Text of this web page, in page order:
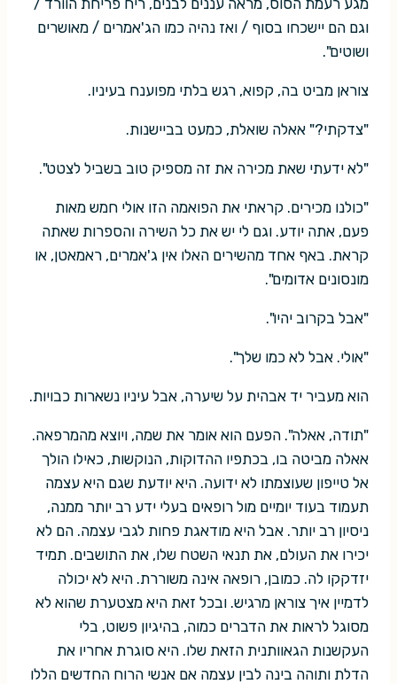
וגם הם יישכחו בסוף / ואז נהיה כמו הג'אמרים / מאושרים
ושוטים".
צוראן מביט בה, קפוא, רגש בלתי מפוענח בעיניו.
"צדקתי?" אאלה שואלת, כמעט בביישנות.
"לא ידעתי שאת מכירה את זה מספיק טוב בשביל לצטט".
"כולנו מכירים. קראתי את הפואמה הזו אולי חמש מאות
פעם, אתה יודע. וגם לי יש את כל השירה והספרות שאתה
קראת. באף אחד מהשירים האלו אין ג'אמרים, ראמאטן, או
מונסונים אדומים".
"אבל בקרוב יהיו".
"אולי. אבל לא כמו שלך".
הוא מעביר יד אבהית על שיערה, אבל עיניו נשארות כבויות.
"תודה, אאלה". הפעם הוא אומר את שמה, ויוצא מהמרפאה.
אאלה מביטה בו, בכתפיו ההדוקות, הנוקשות, כאילו הולך
אל טייפון שעוצמתו לא ידועה. היא יודעת שגם היא עצמה
תעמוד בעוד יומיים מול רופאים בעלי ידע רב יותר ממנה,
ניסיון רב יותר. אבל היא מודאגת פחות לגבי עצמה. הם לא
יכירו את העולם, את תנאי השטח שלו, את התושבים. תמיד
יזדקקו לה. כמובן, רופאה אינה משוררת. היא לא יכולה
לדמיין איך צוראן מרגיש. ובכל זאת היא מצטערת שהוא לא
מסוגל לראות את הדברים כמוה, בהיגיון פשוט, בלי
העקשנות הגאוותנית הזאת שלו. היא סוגרת אחריו את
הדלת ותוהה בינה לבין עצמה אם אנשי הרוח החדשים הללו